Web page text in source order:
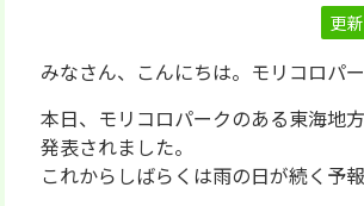
更
みなさん、こんにちは。モリコロパー
本日、モリコロパークのある東海地
発表されました。
これからしばらくは雨の日が続く予報